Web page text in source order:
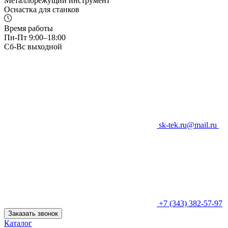
Оснастка для станков
Время работы
Пн-Пт 9:00–18:00
Сб-Вс выходной
sk-tek.ru@mail.ru
+7 (343) 382-57-97
Заказать звонок
Каталог